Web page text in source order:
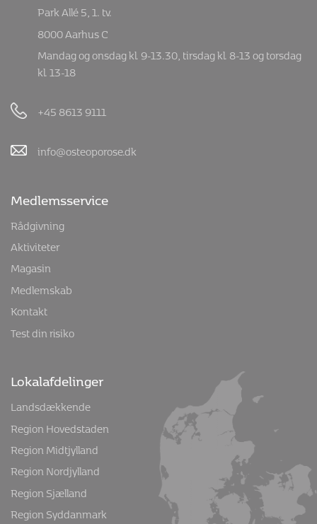
Park Allé 5, 1. tv.
8000 Aarhus C
Mandag og onsdag kl. 9-13.30, tirsdag kl. 8-13 og torsdag
kl. 13-18
+45 8613 9111
info@osteoporose.dk
Medlemsservice
Rådgivning
Aktiviteter
Magasin
Medlemskab
Kontakt
Test din risiko
Lokalafdelinger
Landsdækkende
Region Hovedstaden
Region Midtjylland
Region Nordjylland
Region Sjælland
Region Syddanmark